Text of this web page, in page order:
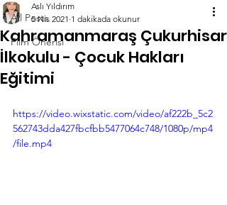
All Posts
Film Önerisi
Kahramanmaraş Çukurhisar
İlkokulu - Çocuk Hakları
Eğitimi
Aslı Yıldırım
5 Nis 2021 1 dakikada okunur
https://video.wixstatic.com/video/af222b_5c2
562743dda427fbcfbb5477064c748/1080p/mp4
/file.mp4